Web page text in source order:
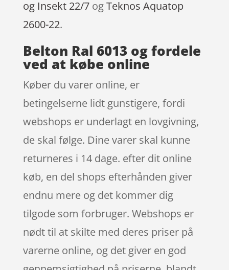
og Insekt 22/7ogTeknos Aquatop
2600-22.
Belton Ral 6013 og fordele
ved at købe online
Køber du varer online, er
betingelserne lidt gunstigere, fordi
webshops er underlagt en lovgivning,
de skal følge. Dine varer skal kunne
returneres i 14 dage. efter dit online
køb, en del shops efterhånden giver
endnu mere og det kommer dig
tilgode som forbruger. Webshops er
nødt til at skilte med deres priser på
varerne online, og det giver en god